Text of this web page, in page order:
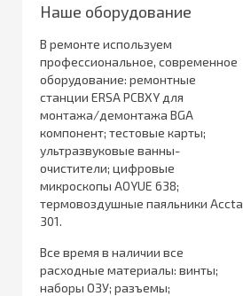
Наше оборудование
В ремонте используем
профессиональное, современное
оборудование: ремонтные
станции ERSA PCBXY для
монтажа/демонтажа BGA
компонент; тестовые карты;
ультразвуковые ванны-
очистители; цифровые
микроскопы AOYUE 638;
термовоздушные паяльники Accta
301.
Все время в наличии все
расходные материалы: винты;
наборы ОЗУ; разъемы;